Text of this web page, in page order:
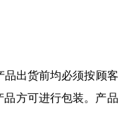
出货前均必须按顾客
方可进行包装。产品